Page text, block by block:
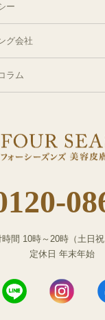
ー
グ会社
ラム
間 10時～20時（土日祝
定休日 年末年始